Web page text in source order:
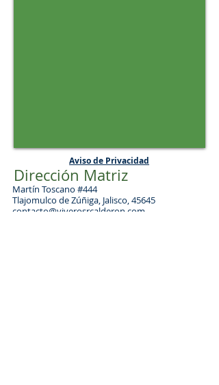
Aviso de Privacidad
Dirección Matriz
Martín Toscano #444
Tlajomulco de Zúñiga, Jalisco, 45645
contacto@viverosrcalderon.com